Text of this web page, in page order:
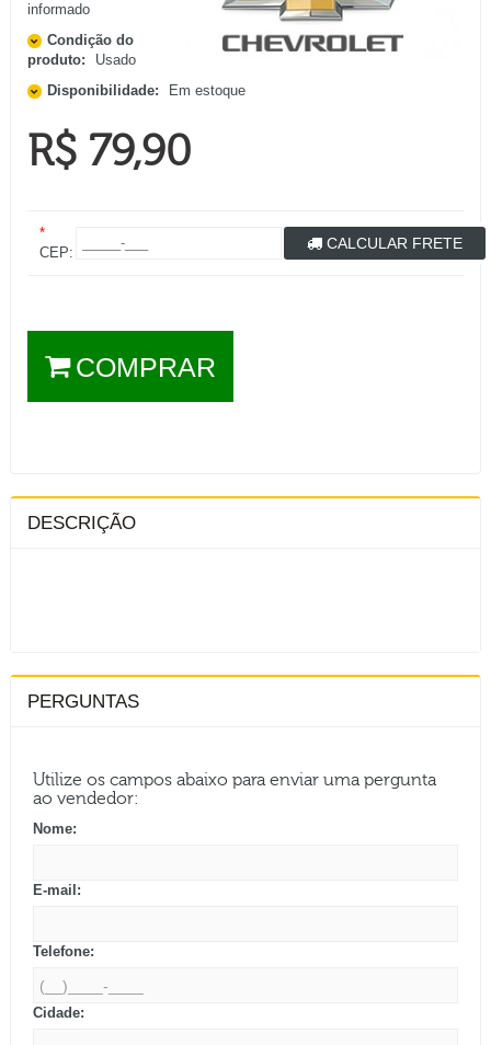
informado
Condição do
produto:
Usado
Disponibilidade:
Em estoque
R$ 79,90
*
CEP:
CALCULAR FRETE
COMPRAR
DESCRIÇÃO
PERGUNTAS
Utilize os campos abaixo para enviar uma pergunta
ao vendedor:
Nome:
E-mail:
Telefone:
Cidade: